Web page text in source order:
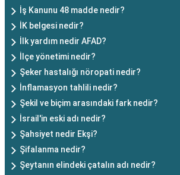
İş Kanunu 48 madde nedir?
İK belgesi nedir?
İlk yardım nedir AFAD?
İlçe yönetimi nedir?
Şeker hastalığı nöropati nedir?
İnflamasyon tahlili nedir?
Şekil ve biçim arasındaki fark nedir?
İsrail'in eski adı nedir?
Şahsiyet nedir Ekşi?
Şifalanma nedir?
Şeytanın elindeki çatalın adı nedir?